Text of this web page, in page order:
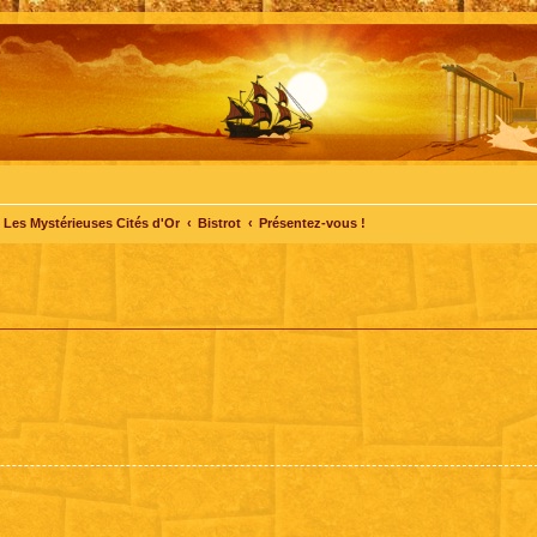
Les Mystérieuses Cités d'Or Bistrot Présentez-vous !